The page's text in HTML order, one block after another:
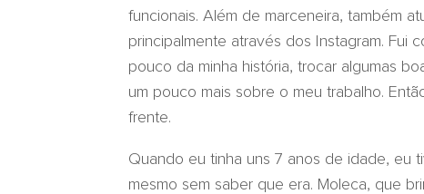
funcionais. Além de marceneira, também
principalmente através dos Instagram. Fui
pouco da minha história, trocar algumas
um pouco mais sobre o meu trabalho.
frente.
Quando eu tinha uns 7 anos de idade, eu
mesmo sem saber que era. Moleca, que